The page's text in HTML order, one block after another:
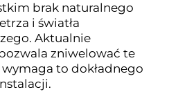
brak naturalnego
i światła
Aktualnie
zniwelować te
to dokładnego